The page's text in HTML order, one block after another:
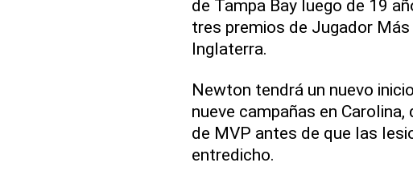
de Tampa Bay luego de 19
tres premios de Jugador
Inglaterra.
Newton tendrá un nuevo
nueve campañas en
de MVP antes de que las
entredicho.